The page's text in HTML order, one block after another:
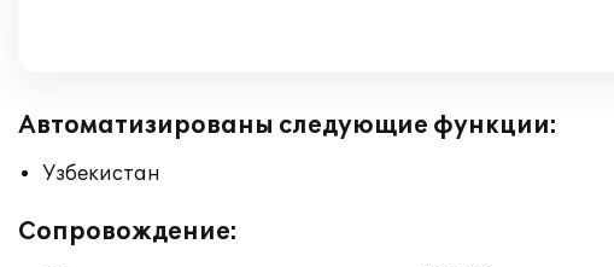
Автоматизированы следующие функции:
Узбекистан
Сопровождение: